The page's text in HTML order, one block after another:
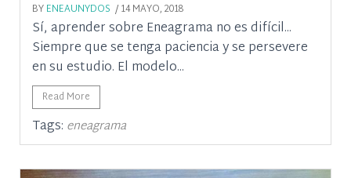
BYENEAUNYDOS / 14 MAYO, 2018
Sí, aprender sobre Eneagrama no es difícil...
Siempre que se tenga paciencia y se persevere
en su estudio. El modelo...
Read More
Tags: eneagrama